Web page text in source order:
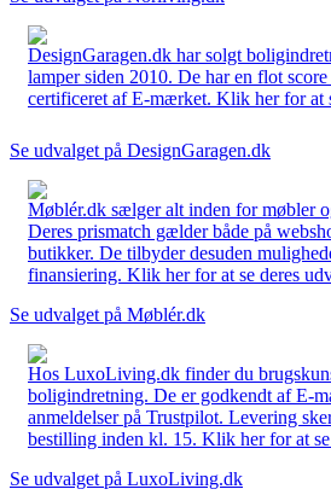
DesignGaragen.dk har solgt
lamper siden 2010. De har en flot
certificeret af E-mærket. Klik her for at
Se udvalget på DesignGaragen.dk
Møblér.dk sælger alt inden for møbler
Deres prismatch gælder både på
butikker. De tilbyder desuden
finansiering. Klik her for at se deres
Se udvalget på Møblér.dk
Hos LuxoLiving.dk finder du
boligindretning. De er godkendt af E-
anmeldelser på Trustpilot. Levering
bestilling inden kl. 15. Klik her for at se
Se udvalget på LuxoLiving.dk